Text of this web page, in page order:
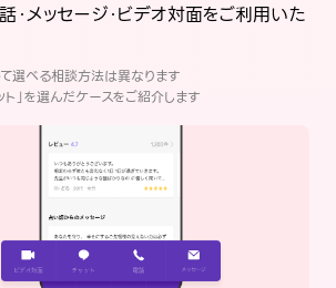
話・メッセージ・ビデオ対面をご利用いた
選べる相談方法は異なります
」を選んだケースをご紹介します